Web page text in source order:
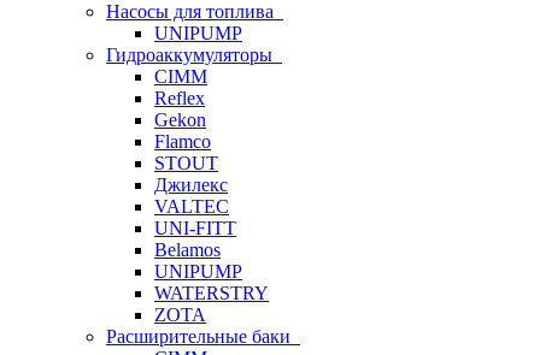
Насосы для топлива
UNIPUMP
Гидроаккумуляторы
CIMM
Reflex
Gekon
Flamco
STOUT
Джилекс
VALTEC
UNI-FITT
Belamos
UNIPUMP
WATERSTRY
ZOTA
Расширительные баки